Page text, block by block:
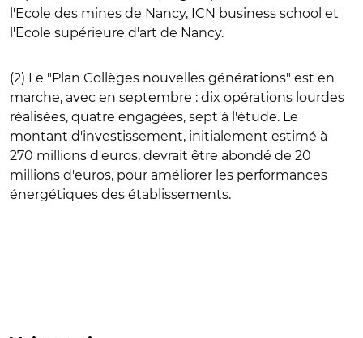
l'Ecole des mines de Nancy, ICN business school et
l'Ecole supérieure d'art de Nancy.
(2) Le "Plan Collèges nouvelles générations" est en
marche, avec en septembre : dix opérations lourdes
réalisées, quatre engagées, sept à l'étude. Le
montant d'investissement, initialement estimé à
270 millions d'euros, devrait être abondé de 20
millions d'euros, pour améliorer les performances
énergétiques des établissements.